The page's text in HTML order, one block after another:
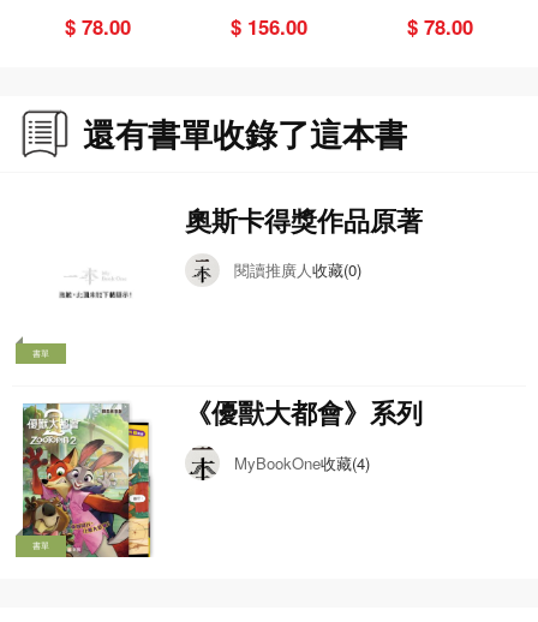
$ 78.00
冊）
$ 156.00 $ 78.00
還有書單收錄了這本書
書單
奧斯卡得獎作品原著
閱讀推廣人收藏(0)
書單
《優獸大都會》系列
MyBookOne收藏(4)